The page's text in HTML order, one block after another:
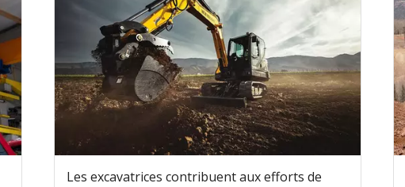
Les excavatrices contribuent aux efforts de